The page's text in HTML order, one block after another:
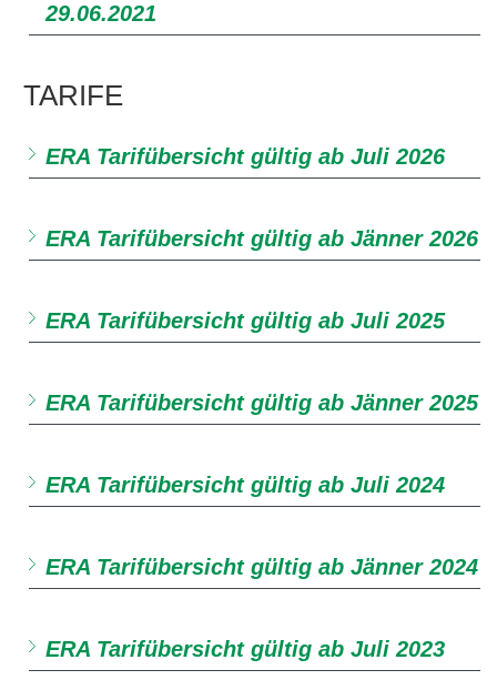
29.06.2021
TARIFE
ERA Tarifübersicht gültig ab Juli 2026
ERA Tarifübersicht gültig ab Jänner 2026
ERA Tarifübersicht gültig ab Juli 2025
ERA Tarifübersicht gültig ab Jänner 2025
ERA Tarifübersicht gültig ab Juli 2024
ERA Tarifübersicht gültig ab Jänner 2024
ERA Tarifübersicht gültig ab Juli 2023